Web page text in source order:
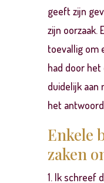
geeft zijn
zijn oorzaak.
toevallig om
had door
duidelijk aan
het
Enkele
zaken
Ik schreef